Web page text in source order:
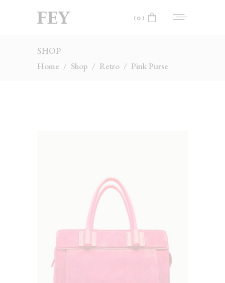
(0)
No products in the cart.
SHOP
Home / Shop / Retro / Pink Purse